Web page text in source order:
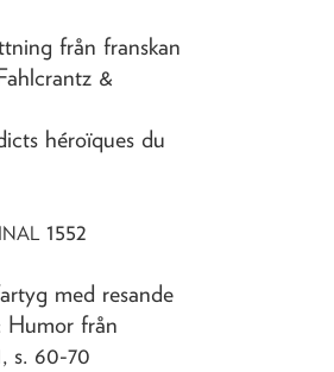
från franskan
&
héroïques du
1552
med resande
Humor från
s. 60-70